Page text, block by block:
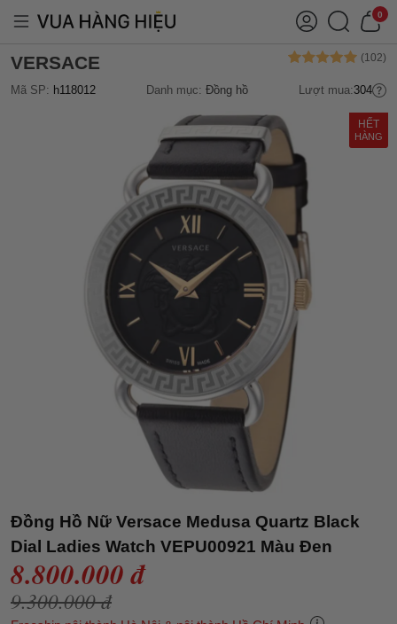
0
VERSACE
Mã SP: h118012 Danh mục: Đồng hồ Lượt mua:304
HẾT
HÀNG
Đồng Hồ Nữ Versace Medusa Quartz Black
Dial Ladies Watch VEPU00921 Màu Đen
8.800.000 đ
9.300.000 đ